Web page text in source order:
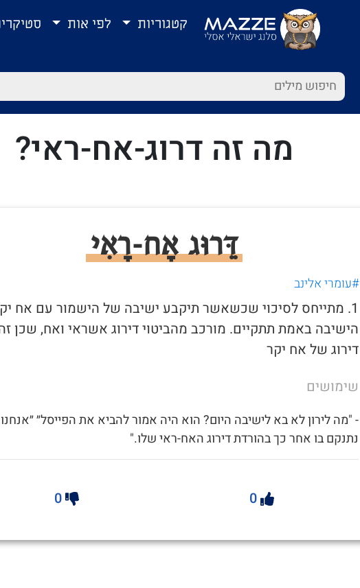
קטגוריות לפי אות
מה זה דרוג-אח-ראי?
דֵּרוּג אָח-רָאִי
#עומרי אלינב
1. מתייחס לסיכוי שכשאשר תיקבע ישיבה של הישמור עם אח
הישיבה באמת תתקיים. מורכב מהביטוי דירוג אשראי ואח, שכן
דירוג של אח יקר
שימושים
- "מה לירון לא בא לישיבה היום? הוא היה אמור להביא את הפייסל״ ״אנחנו
נתנקם בו אחר כך בהורדת דירוג האח-ראי שלו."
0
0